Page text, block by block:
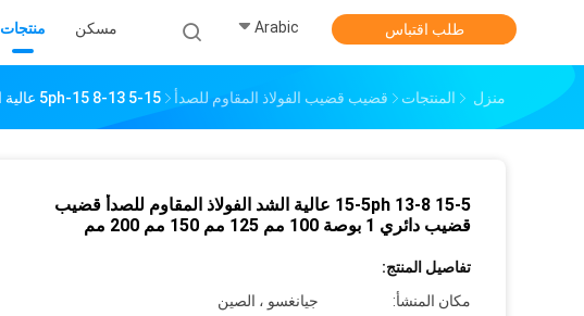
مسكن منتجات Arabic طلب اقتباس
منزل المنتجات قضيب قضيب الفولاذ المقاوم للصدأ 15-5 13-8 15-5ph عالية الشد الفولاذ المقاوم للصدأ قضيب قضيب دائري 1 بوصة 100 مم 125 مم 150 مم 200 مم
15-5 13-8 15-5ph عالية الشد الفولاذ المقاوم للصدأ قضيب
قضيب دائري 1 بوصة 100 مم 125 مم 150 مم 200 مم
تفاصيل المنتج:
مكان المنشأ:
جيانغسو ، الصين